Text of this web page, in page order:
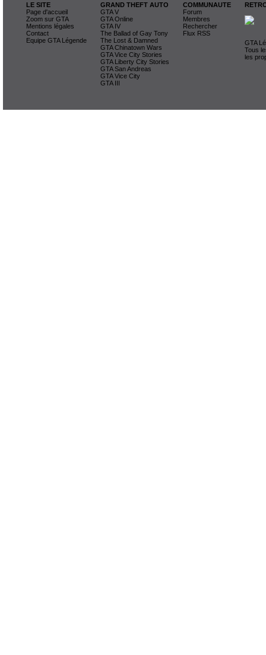
LE SITE
Page d'accueil
Zoom sur GTA
Mentions légales
Contact
Equipe GTA Légende
GRAND THEFT AUTO
GTA V
GTA Online
GTA IV
The Ballad of Gay Tony
The Lost & Damned
GTA Chinatown Wars
GTA Vice City Stories
GTA Liberty City Stories
GTA San Andreas
GTA Vice City
GTA III
COMMUNAUTE
Forum
Membres
Rechercher
Flux RSS
GTA
Tous
les